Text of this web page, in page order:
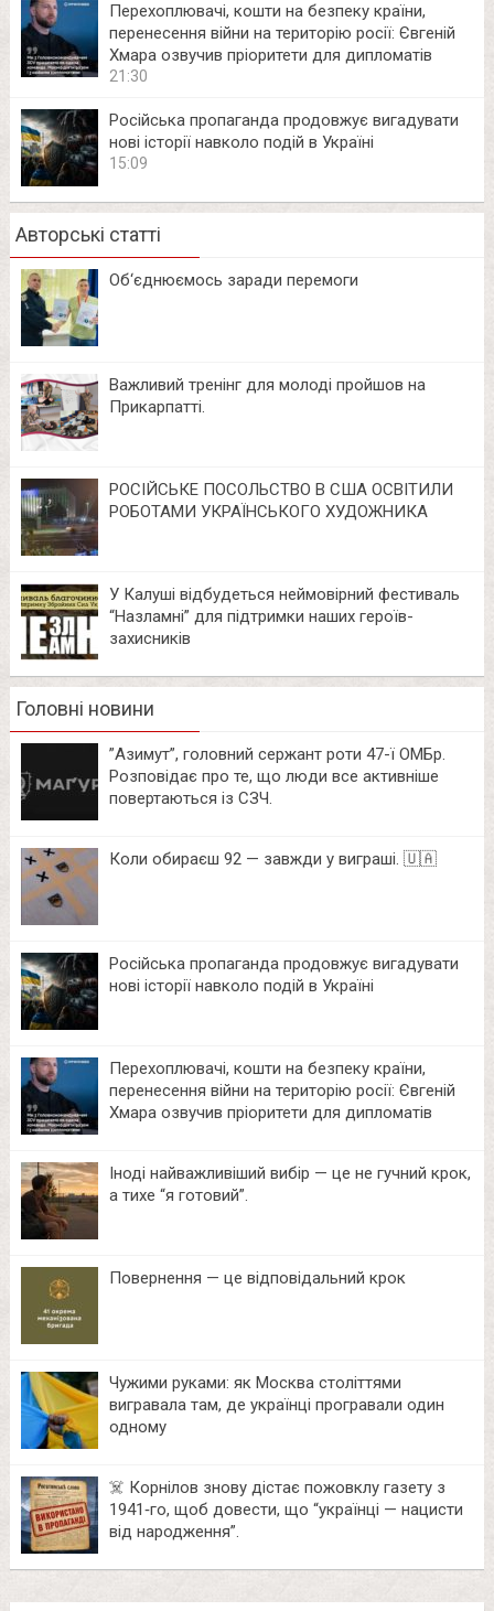
Перехоплювачі, кошти на безпеку країни,
перенесення війни на територію росії: Євгеній
Хмара озвучив пріоритети для дипломатів
21:30
Російська пропаганда продовжує вигадувати
нові історії навколо подій в Україні
15:09
Авторські статті
Об‘єднюємось заради перемоги
Важливий тренінг для молоді пройшов на
Прикарпатті.
РОСІЙСЬКЕ ПОСОЛЬСТВО В США ОСВІТИЛИ
РОБОТАМИ УКРАЇНСЬКОГО ХУДОЖНИКА
У Калуші відбудеться неймовірний фестиваль
“Назламні” для підтримки наших героїв-
захисників
Головні новини
⁨”Азимут”, головний сержант роти 47-ї ОМБр.
Розповідає про те, що люди все активніше
повертаються із СЗЧ.
Коли обираєш 92 — завжди у виграші. 🇺🇦
Російська пропаганда продовжує вигадувати
нові історії навколо подій в Україні
Перехоплювачі, кошти на безпеку країни,
перенесення війни на територію росії: Євгеній
Хмара озвучив пріоритети для дипломатів
Іноді найважливіший вибір — це не гучний крок,
а тихе “я готовий”.
Повернення — це відповідальний крок
Чужими руками: як Москва століттями
вигравала там, де українці програвали один
одному
☠️ Корнілов знову дістає пожовклу газету з
1941‑го, щоб довести, що “українці — нацисти
від народження”.